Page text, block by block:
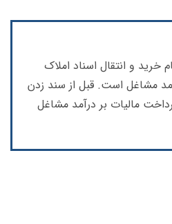
خرید و انتقال اسناد املاک
مشاغل است. قبل از سند زدن
مالیات بر درآمد مشاغل